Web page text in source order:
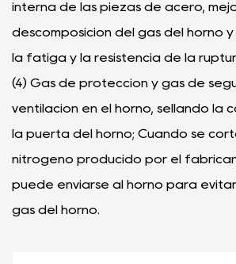
interna de las piezas de acero,
descomposición del gas del horno
la fatiga y la resistencia de la
(4) Gas de protección y gas de
ventilación en el horno, sellando la
la puerta del horno; Cuando se
nitrógeno producido por el
puede enviarse al horno para
gas del horno.